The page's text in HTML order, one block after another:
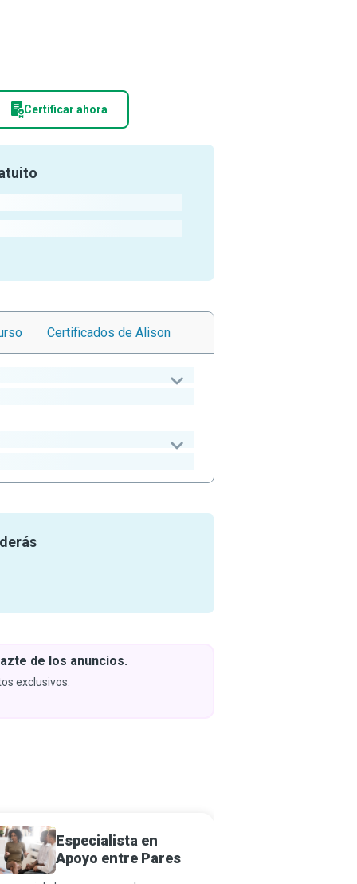
Certificar ahora
Certificados de Alison
de los anuncios.
exclusivos.
Especialista en
Apoyo entre Pares